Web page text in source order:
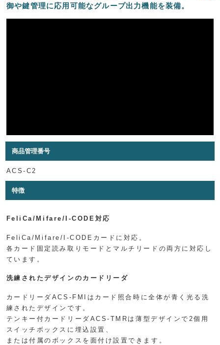
御や鍵管理に応用可能なグループ出力機能を装備。
商品管理番号
ACS-C2
特徴
FeliCa/Mifare/I-CODE対応
FeliCa/Mifare/I-CODEカードに対応。
各カード固定読み取りモードとマルチリードの両方に対応し
ています。
洗練されたデザインのカードリーダ
カードリーダACS-FMIはカード照合時に全体が青く光る洗
練されたデザインです。
テンキー付カードリーダACS-TMRは薄型デザインで2個用
スイッチボックスに埋込設置、
または付属のボックスを面付け設置できます。